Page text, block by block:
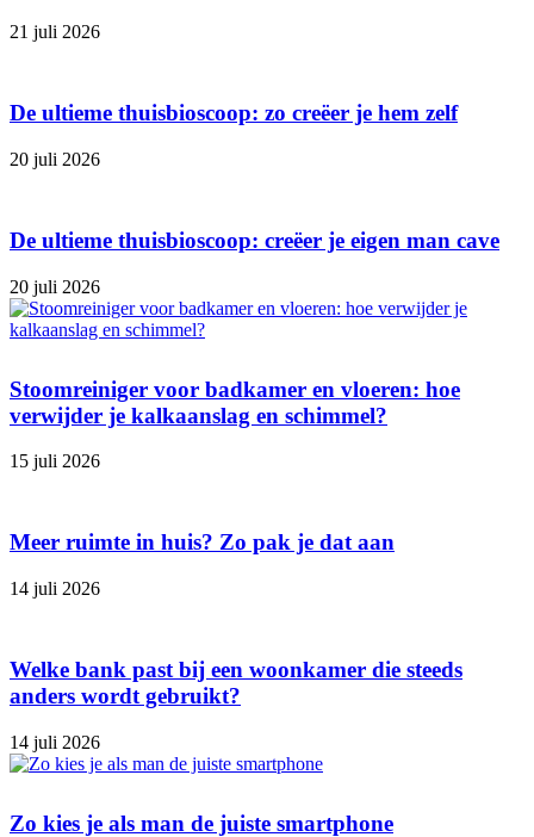
21 juli 2026
De ultieme thuisbioscoop: zo creëer je hem zelf
20 juli 2026
De ultieme thuisbioscoop: creëer je eigen man cave
20 juli 2026
Stoomreiniger voor badkamer en vloeren: hoe
verwijder je kalkaanslag en schimmel?
15 juli 2026
Meer ruimte in huis? Zo pak je dat aan
14 juli 2026
Welke bank past bij een woonkamer die steeds
anders wordt gebruikt?
14 juli 2026
Zo kies je als man de juiste smartphone